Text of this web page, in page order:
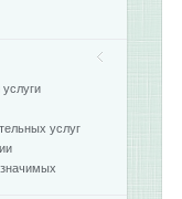
услуг